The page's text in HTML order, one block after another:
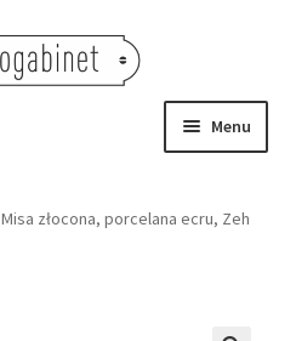
Menu
Misa złocona, porcelana ecru, Zeh